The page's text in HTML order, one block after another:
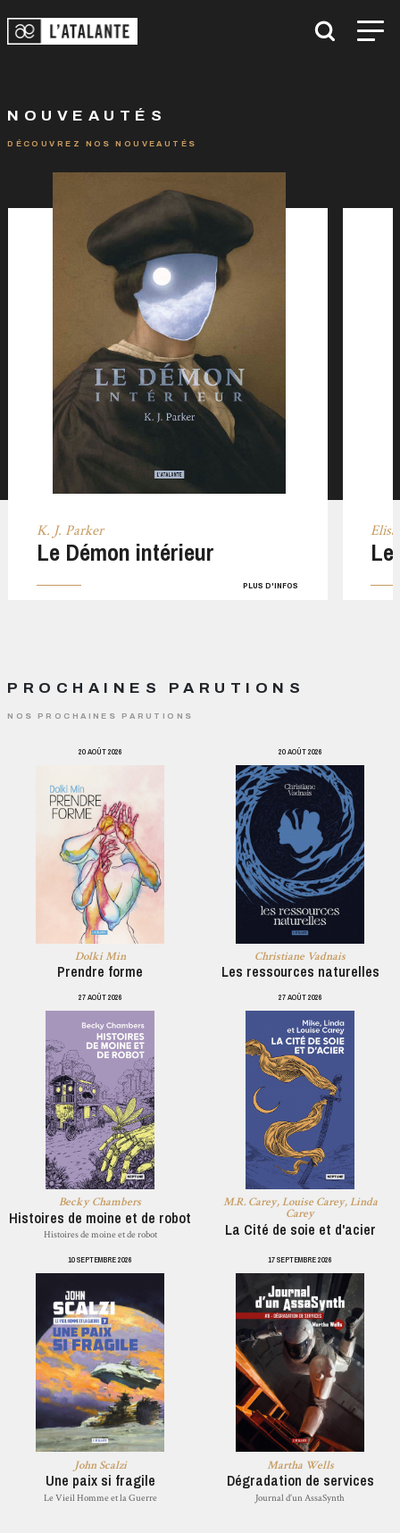
NOUVEAUTÉS
DÉCOUVREZ NOS NOUVEAUTÉS
K. J. Parker
Le Démon intérieur
PLUS D'INFOS
PROCHAINES PARUTIONS
NOS PROCHAINES PARUTIONS
20 AOÛT 2026
Dolki Min
Prendre forme
20 AOÛT 2026
Christiane Vadnais
Les ressources naturelles
27 AOÛT 2026
Becky Chambers
Histoires de moine et de robot
Histoires de moine et de robot
27 AOÛT 2026
M.R. Carey, Louise Carey, Linda
Carey
La Cité de soie et d'acier
10 SEPTEMBRE 2026
John Scalzi
Une paix si fragile
Le Vieil Homme et la Guerre
17 SEPTEMBRE 2026
Martha Wells
Dégradation de services
Journal d’un AssaSynth